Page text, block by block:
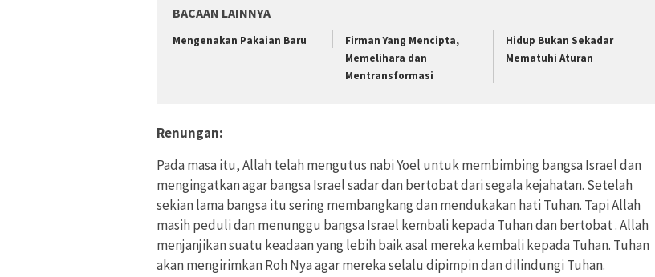
BACAAN LAINNYA
Mengenakan Pakaian Baru
Firman Yang Mencipta,
Memelihara dan
Mentransformasi
Hidup Bukan Sekadar
Mematuhi Aturan
Renungan:
Pada masa itu, Allah telah mengutus nabi Yoel untuk membimbing bangsa Israel dan
mengingatkan agar bangsa Israel sadar dan bertobat dari segala kejahatan. Setelah
sekian lama bangsa itu sering membangkang dan mendukakan hati Tuhan. Tapi Allah
masih peduli dan menunggu bangsa Israel kembali kepada Tuhan dan bertobat . Allah
menjanjikan suatu keadaan yang lebih baik asal mereka kembali kepada Tuhan. Tuhan
akan mengirimkan Roh Nya agar mereka selalu dipimpin dan dilindungi Tuhan.